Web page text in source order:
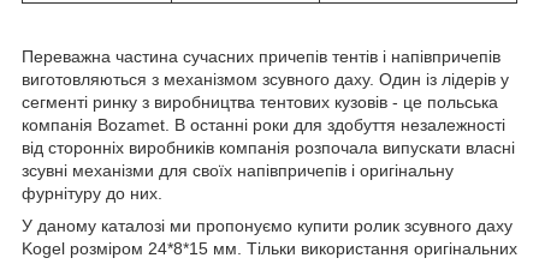
Переважна частина сучасних причепів тентів і напівпричепів
виготовляються з механізмом зсувного даху. Один із лідерів у
сегменті ринку з виробництва тентових кузовів - це польська
компанія Bozamet. В останні роки для здобуття незалежності
від сторонніх виробників компанія розпочала випускати власні
зсувні механізми для своїх напівпричепів і оригінальну
фурнітуру до них.
У даному каталозі ми пропонуємо купити ролик зсувного даху
Kogel розміром 24*8*15 мм. Тільки використання оригінальних